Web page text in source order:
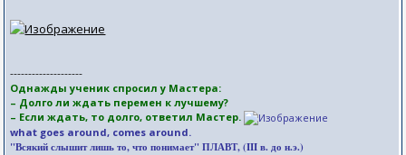
--------------------
Однажды ученик спросил у Мастера:
– Долго ли ждать перемен к лучшему?
– Если ждать, то долго, ответил Мастер.
what goes around, comes around.
"Всякий слышит лишь то, что понимает" ПЛАВТ, (III в. до н.э.)